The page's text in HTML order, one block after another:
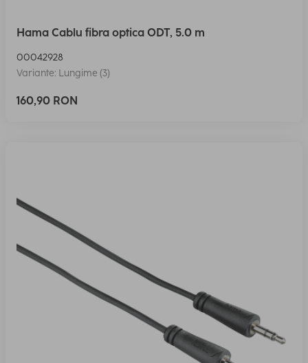
Hama Cablu fibra optica ODT, 5.0 m
00042928
Variante: Lungime (3)
160,90 RON